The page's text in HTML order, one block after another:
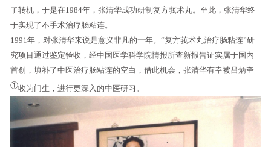
了转机，于是在1984年，张清华成功研制复方莪术丸。至此，张清华终
于实现了不手术治疗肠粘连。
1991年，对张清华来说是意义非凡的一年。“复方莪术丸治疗肠粘连”研
究项目通过鉴定验收，经中国医学科学院情报所查新报告证实属于国内
首创，填补了中医治疗肠粘连的空白，借此机会，张清华有幸被吕炳奎
①收为门生，进行更深入的中医研习。